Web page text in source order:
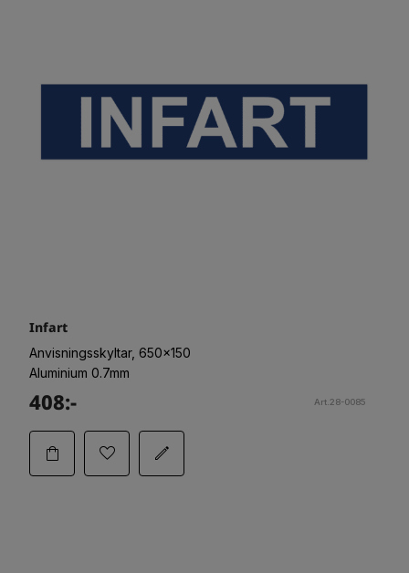
Infart
Anvisningsskyltar, 650x150
Aluminium 0.7mm
408:- Art.28-0085